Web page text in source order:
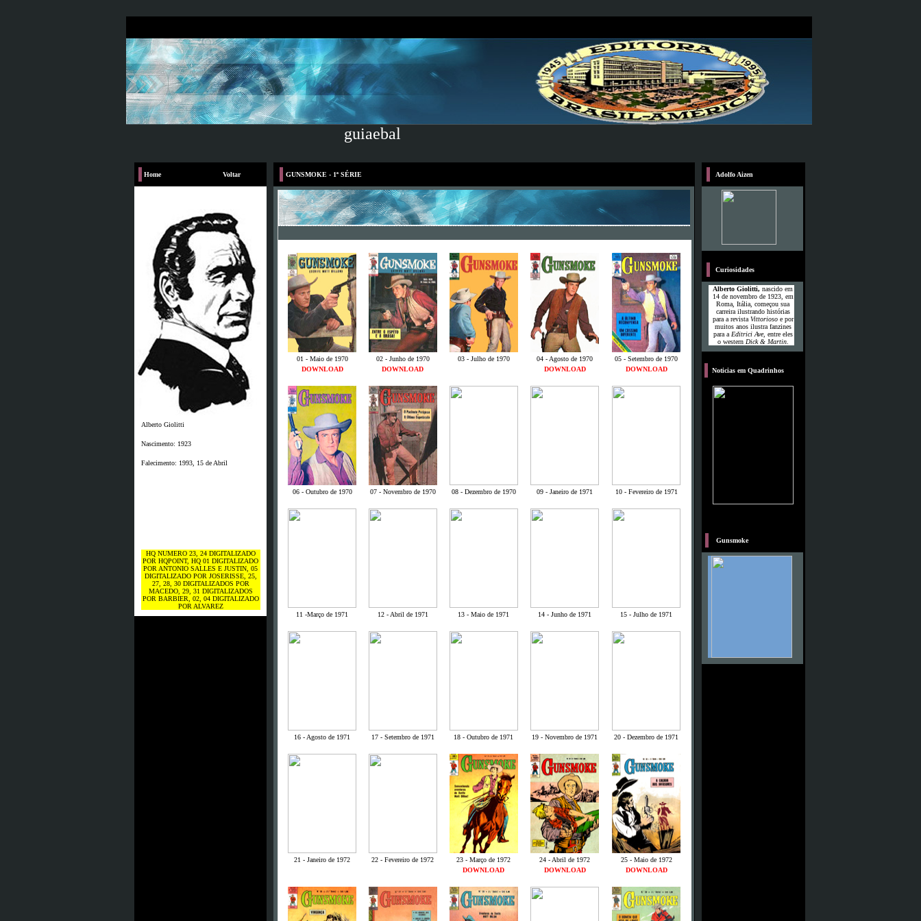
guiaebal
Home Voltar
Alberto Giolitti
Nascimento: 1923
Falecimento: 1993, 15 de Abril
HQ NUMERO 23, 24 DIGITALIZADO
POR HQPOINT, HQ 01 DIGITALIZADO
POR ANTONIO SALLES E JUSTIN, 05
DIGITALIZADO POR JOSERISSE, 25,
27, 28, 30 DIGITALIZADOS POR
MACEDO, 29, 31 DIGITALIZADOS
POR BARBIER, 02, 04 DIGITALIZADO
POR ALVAREZ
GUNSMOKE - 1ª SÉRIE
01 - Maio de 1970 02 - Junho de 1970 03 - Julho de 1970 04 - Agosto de 1970
05 - Setembro de 1970
DOWNLOAD
DOWNLOAD DOWNLOAD DOWNLOAD
06 - Outubro de 1970 07 - Novembro de 1970 08 - Dezembro de 1970 09 - Janeiro de 1971 10 - Fevereiro de 1971
11 -Março de 1971 12 - Abril de 1971 13 - Maio de 1971 14 - Junho de 1971 15 - Julho de 1971
16 - Agosto de 1971 17 - Setembro de 1971 18 - Outubro de 1971 19 - Novembro de 1971 20 - Dezembro de 1971
21 - Janeiro de 1972 22 - Fevereiro de 1972 23 - Março de 1972 24 - Abril de 1972
25 - Maio de 1972
DOWNLOAD
DOWNLOAD DOWNLOAD
Adolfo Aizen
Curiosidades
Alberto Giolitti, nascido em
14 de novembro de 1923, em
Roma, Itália, começou sua
carreira ilustrando histórias
para a revista Vittoriosoe por
muitos anos ilustra fanzines
para a Editrici Ave, entre eles
o western Dick & Martin.
Noticias em Quadrinhos
Gunsmoke